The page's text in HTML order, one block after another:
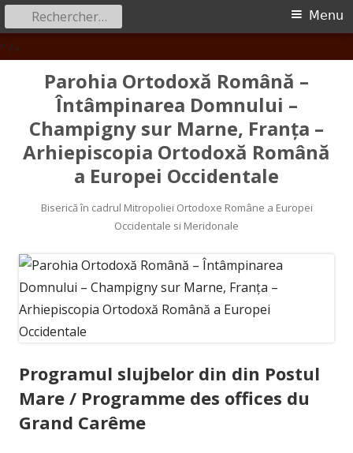
" />
contenuParohia Ortodoxă Română –
Întâmpinarea Domnului –
Champigny sur Marne, Franța –
Arhiepiscopia Ortodoxă Română
a Europei Occidentale
Biserică în cadrul Mitropoliei Ortodoxe Române a Europei
Occidentale si Meridonale
Menu
principal
Menu
Rechercher :
Programul slujbelor din din Postul
Mare / Programme des offices du
Grand Carême